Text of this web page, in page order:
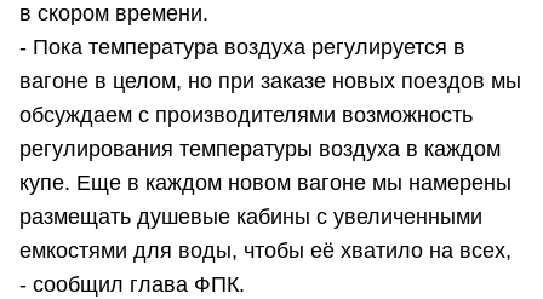
в скором времени.
- Пока температура воздуха регулируется в
вагоне в целом, но при заказе новых поездов мы
обсуждаем с производителями возможность
регулирования температуры воздуха в каждом
купе. Еще в каждом новом вагоне мы намерены
размещать душевые кабины с увеличенными
емкостями для воды, чтобы её хватило на всех,
- сообщил глава ФПК.